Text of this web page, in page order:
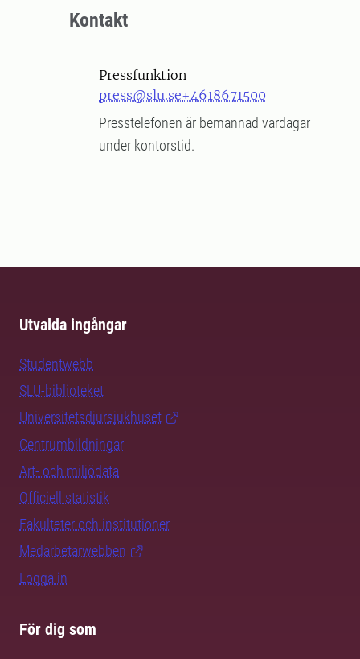
Kontakt
Pressfunktion
press@slu.se+4618671500
Presstelefonen är bemannad vardagar
under kontorstid.
Utvalda ingångar
Studentwebb
SLU-biblioteket
Universitetsdjursjukhuset
Centrumbildningar
Art- och miljödata
Officiell statistik
Fakulteter och institutioner
Medarbetarwebben
Logga in
För dig som